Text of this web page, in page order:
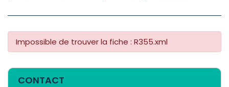
Impossible de trouver la fiche : R355.xml
Informations complémentaires
CONTACT